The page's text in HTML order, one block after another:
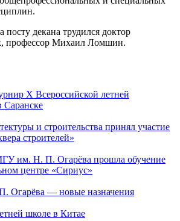
декана трудился доктор
профессор Михаил Ломшин.
X Всероссийской летней
Саранске
и строительства принял участие
строителей»
им. Н. П. Огарёва прошла обучение
центре «Сириус»
— новые назначения
школе в Китае